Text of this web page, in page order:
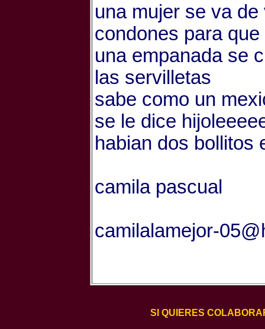
una mujer se va
condones para
una empanada se
las servilletas
sabe como un
se le dice
habian dos bollitos
camila pascual
camilalamejor-
SI QUIERES